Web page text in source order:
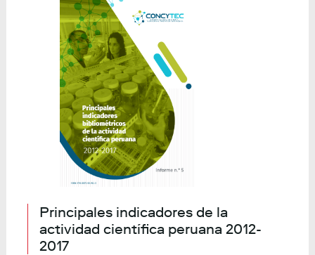
Principales indicadores de la
actividad científica peruana 2012-
2017